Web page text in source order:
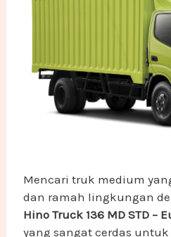
Mencari truk medium
dan ramah lingkungan
Hino Truck 136 MD STD –
yang sangat cerdas untuk